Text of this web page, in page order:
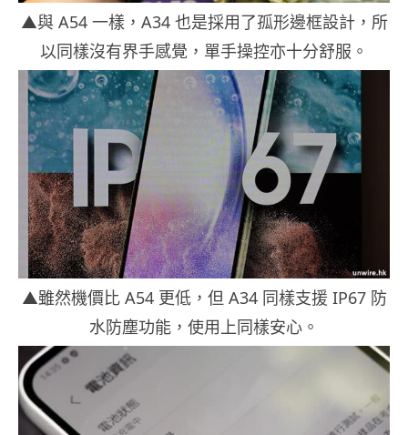
▲與 A54 一樣，A34 也是採用了孤形邊框設計，所
以同樣沒有界手感覺，單手操控亦十分舒服。
▲雖然機價比 A54 更低，但 A34 同樣支援 IP67 防
水防塵功能，使用上同樣安心。